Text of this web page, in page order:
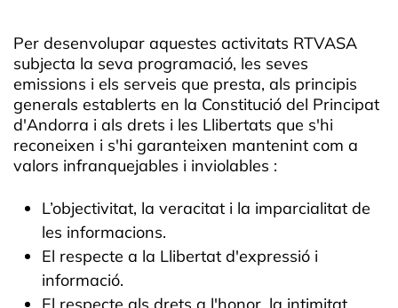
Per desenvolupar aquestes activitats RTVASA
subjecta la seva programació, les seves
emissions i els serveis que presta, als principis
generals establerts en la Constitució del Principat
d'Andorra i als drets i les Llibertats que s'hi
reconeixen i s'hi garanteixen mantenint com a
valors infranquejables i inviolables :
L’objectivitat, la veracitat i la imparcialitat de
les informacions.
El respecte a la Llibertat d'expressió i
informació.